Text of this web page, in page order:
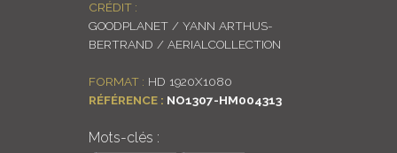
CRÉDIT :
GOODPLANET / YANN ARTHUS-
BERTRAND / AERIALCOLLECTION
FORMAT : HD 1920X1080
RÉFÉRENCE : NO1307-HM004313
Mots-clés :